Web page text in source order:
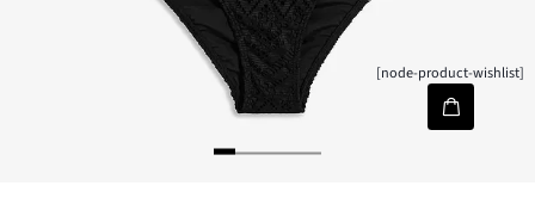
[node-product-wishlist]